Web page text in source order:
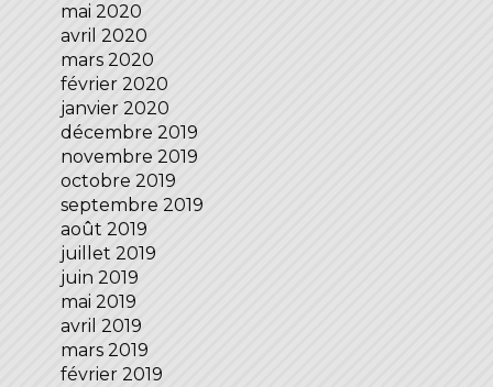
mai 2020
avril 2020
mars 2020
février 2020
janvier 2020
décembre 2019
novembre 2019
octobre 2019
septembre 2019
août 2019
juillet 2019
juin 2019
mai 2019
avril 2019
mars 2019
février 2019